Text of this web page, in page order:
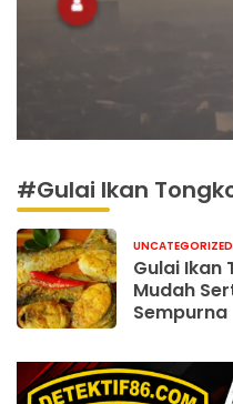
#Gulai Ikan
UNCATEGORIZED
Gulai Ikan
Mudah
Sempurna